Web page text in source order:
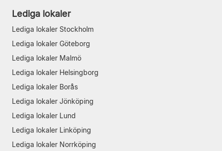
Lediga lokaler
Lediga lokaler Stockholm
Lediga lokaler Göteborg
Lediga lokaler Malmö
Lediga lokaler Helsingborg
Lediga lokaler Borås
Lediga lokaler Jönköping
Lediga lokaler Lund
Lediga lokaler Linköping
Lediga lokaler Norrköping